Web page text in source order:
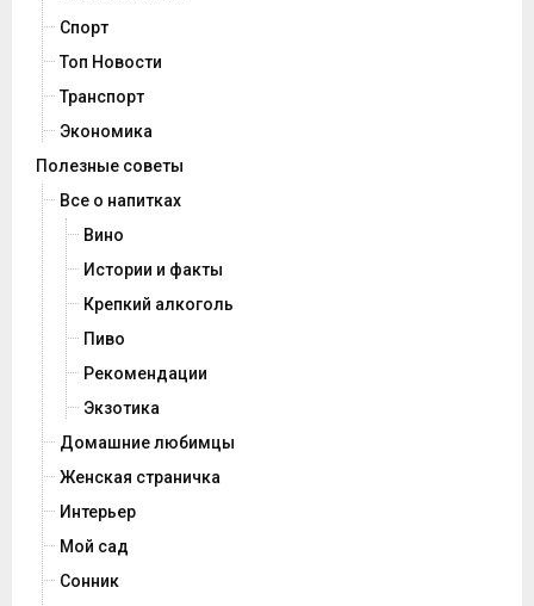
Спорт
Топ Новости
Транспорт
Экономика
Полезные советы
Все о напитках
Вино
Истории и факты
Крепкий алкоголь
Пиво
Рекомендации
Экзотика
Домашние любимцы
Женская страничка
Интерьер
Мой сад
Сонник